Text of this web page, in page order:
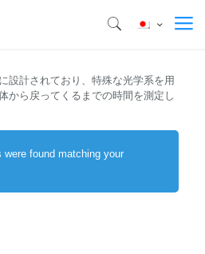
設計されており、特殊な光学系を用
から戻ってくるまでの時間を測定し
were found matching your